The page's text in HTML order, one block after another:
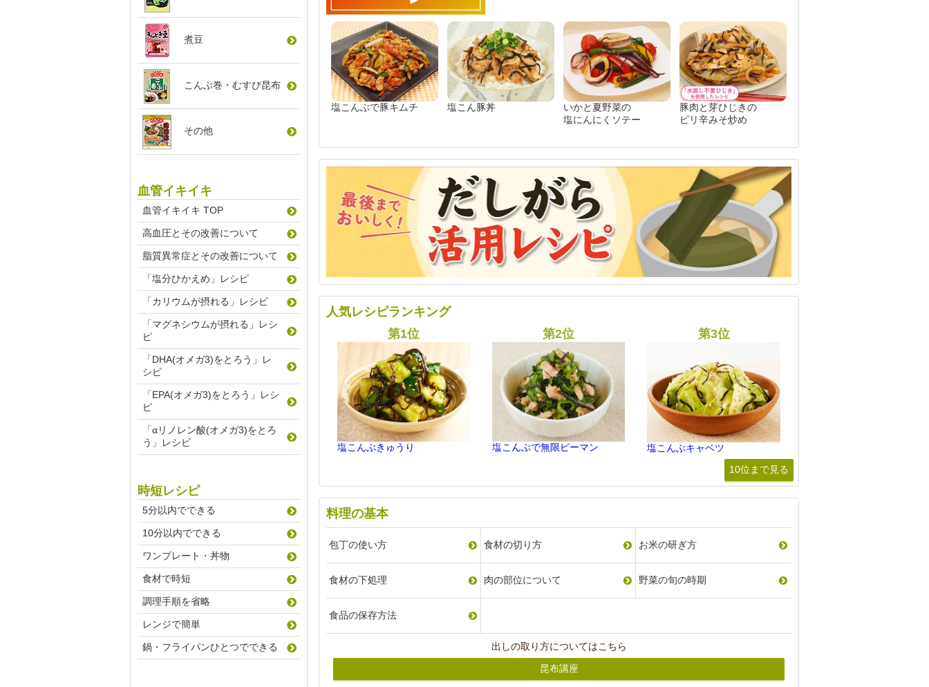
塩こんぶで豚キムチ 塩こん豚丼
いかと夏野菜の
塩にんにくソテー
豚肉と芽ひじきの
ピリ辛みそ炒め
人気レシピランキング
塩こんぶきゅうり 塩こんぶで無限ピーマン
塩こんぶキャベツ
10位まで見る
料理の基本
包丁の使い方 食材の切り方 お米の研ぎ方
食材の下処理 肉の部位について 野菜の旬の時期
食品の保存方法
出しの取り方についてはこちら
昆布講座
煮豆
こんぶ巻 ・ むすび昆布
その他
血管イキイキ
血管イキイキ TOP
高血圧とその改善について
脂質異常症とその改善について
「塩分ひかえめ」レシピ
「カリウムが摂れる」レシピ
「マグネシウムが摂れる」レシ
ピ
「DHA(オメガ3)をとろう」レ
シピ
「EPA(オメガ3)をとろう」レシ
ピ
「αリノレン酸(オメガ3)をとろ
う」レシピ
時短レシピ
5分以内でできる
10分以内でできる
ワンプレート・丼物
食材で時短
調理手順を省略
レンジで簡単
鍋・フライパンひとつでできる